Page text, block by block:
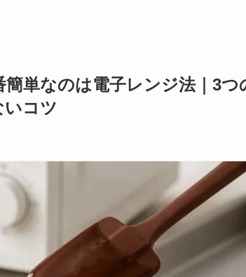
単なのは電子レンジ法｜3つ
いコツ